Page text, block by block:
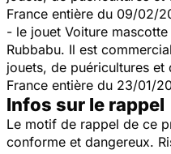
France entière du 09/02/
- le jouet Voiture
Rubbabu. Il est
jouets, de puéricultures
France entière du 23/01/
Infos sur le rappel
Le motif de rappel de ce
conforme et dangereux.